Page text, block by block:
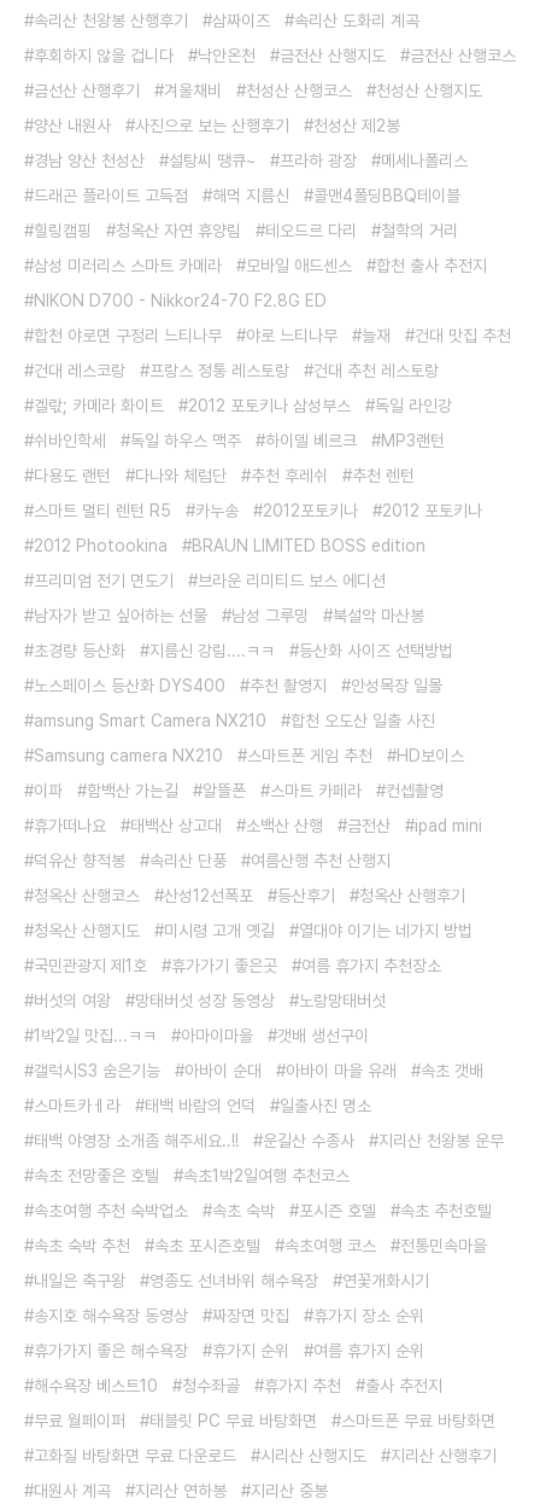
속리산 천왕봉 산행후기
삼짜이즈
속리산 도화리 계곡
후회하지 않을 겁니다
낙안온천 금전산 산행지도
금전산 산행코스
금선산 산행후기
겨울채비 천성산 산행코스
천성산 산행지도
양산 내원사
사진으로 보는 산행후기
천성산 제2봉
경남 양산 천성산
설탕씨 땡큐~ 프라하 광장
메세나폴리스
드래곤 플라이트 고득점
해먹 지름신
콜맨4폴딩BBQ테이블
힐링캠핑
청옥산 자연 휴양림 테오드르 다리
철학의 거리
삼성 미러리스 스마트 카메라
모바일 애드센스
합천 출사 추전지
NIKON D700 - Nikkor24-70 F2.8G ED
합천 야로면 구정리 느티나무
야로 느티나무 늘재
건대 맛집 추천
건대 레스코랑
프랑스 정통 레스토랑
건대 추천 레스토랑
겔띿; 카메라 화이트
2012 포토키나 삼성부스
독일 라인강
쉬바인학세
독일 하우스 맥주 하이델 베르크
MP3랜턴
다용도 랜턴
다나와 체럼단 추천 후레쉬
추천 렌턴
스마트 멀티 렌턴 R5
카누송 2012포토키나
2012 포토키나
2012 Photookina
BRAUN LIMITED BOSS edition
프리미엄 전기 면도기
브라운 리미티드 보스 에디션
남자가 받고 싶어하는 선물
남성 그루밍
북설악 마산봉
초경량 등산화
지름신 강림....ㅋㅋ
등산화 사이즈 선택방법
노스페이스 등산화 DYS400
추천 촬영지
안성목장 일몰
amsung Smart Camera NX210
합천 오도산 일출 사진
Samsung camera NX210
스마트폰 게임 추천
HD보이스
이파
함백산 가는길 알뜰폰 스마트 카페라
컨셉촬영
휴가떠나요
태백산 상고대 소백산 산행 금전산
ipad mini
덕유산 향적봉
속리산 단풍
여름산행 추천 산행지
청옥산 산행코스
산성12선폭포 등산후기
청옥산 산행후기
청옥산 산행지도
미시령 고개 옛길
열대야 이기는 네가지 방법
국민관광지 제1호
휴가가기 좋은곳
여름 휴가지 추천장소
버섯의 여왕
망태버섯 성장 동영상
노랑망태버섯
1박2일 맛집...ㅋㅋ
아마이마을
갯배 생선구이
갤럭시S3 숨은기능
아바이 순대 아바이 마을 유래
속초 갯배
스마트카ㅔ라
태백 바람의 언덕
일출사진 명소
태백 야영장 소개좀 해주세요..!!
운길산 수종사
지리산 천왕봉 운무
속초 전망좋은 호텔
속초1박2일여행 추천코스
속초여행 추천 숙박업소
속초 숙박 포시즌 호델
속초 추천호텔
속초 숙박 추천
속초 포시즌호텔 속초여행 코스
전통민속마을
내일은 축구왕
영종도 선녀바위 해수욕장
연꽃개화시기
송지호 해수욕장 동영상
짜장면 맛집
휴가지 장소 순위
휴가가지 좋은 해수욕장
휴가지 순위
여름 휴가지 순위
해수욕장 베스트10
청수좌골 휴가지 추천
출사 추전지
무료 월페이퍼
태블릿 PC 무료 바탕화면
스마트폰 무료 바탕화면
고화질 바탕화면 무료 다운로드
시리산 산행지도
지리산 산행후기
대원사 계곡
지리산 연하봉 지리산 중봉